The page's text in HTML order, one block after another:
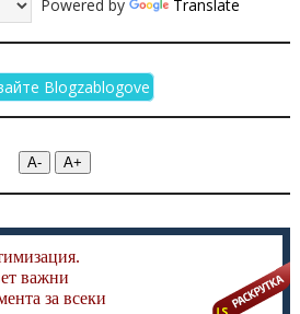
#eaeaea;
10px;
}
icons-order div:hover {
cursor: move;
ul li {
align: center;
#f9f9f9;
Powered by Translate
Blogzablogove
А- А+
важни
за всеки